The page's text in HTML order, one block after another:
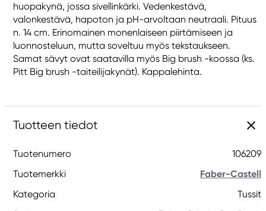
huopakynä, jossa sivellinkärki. Vedenkestävä,
valonkestävä, hapoton ja pH-arvoltaan neutraali. Pituus
n. 14 cm. Erinomainen monenlaiseen piirtämiseen ja
luonnosteluun, mutta soveltuu myös tekstaukseen.
Samat sävyt ovat saatavilla myös Big brush -koossa (ks.
Pitt Big brush -taiteilijakynät). Kappalehinta.
Tuotteen tiedot
Tuotenumero
106209
Tuotemerkki
Faber-Castell
Kategoria
Tussit